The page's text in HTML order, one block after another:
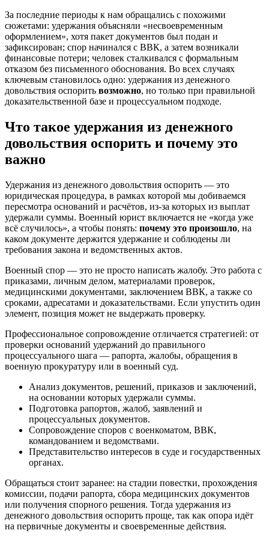
За последние периоды к нам обращались с похожими
сюжетами: удержания объясняли «несвоевременным
оформлением», хотя пакет документов был подан и
зафиксирован; спор начинался с ВВК, а затем возникали
финансовые потери; человек сталкивался с формальным
отказом без письменного обоснования. Во всех случаях
ключевым становилось одно: удержания из денежного
довольствия оспорить возможно, но только при правильной
доказательственной базе и процессуальном подходе.
Что такое удержания из денежного
довольствия оспорить и почему это
важно
Удержания из денежного довольствия оспорить — это
юридическая процедура, в рамках которой мы добиваемся
пересмотра оснований и расчётов, из-за которых из выплат
удержали суммы. Военный юрист включается не «когда уже
всё случилось», а чтобы понять: почему это произошло, на
каком документе держится удержание и соблюдены ли
требования закона и ведомственных актов.
Военный спор — это не просто написать жалобу. Это работа с
приказами, личным делом, материалами проверок,
медицинскими документами, заключением ВВК, а также со
сроками, адресатами и доказательствами. Если упустить один
элемент, позиция может не выдержать проверку.
Профессиональное сопровождение отличается стратегией: от
проверки оснований удержаний до правильного
процессуального шага — рапорта, жалобы, обращения в
военную прокуратуру или в военный суд.
Анализ документов, решений, приказов и заключений,
на основании которых удержали суммы.
Подготовка рапортов, жалоб, заявлений и
процессуальных документов.
Сопровождение споров с военкоматом, ВВК,
командованием и ведомствами.
Представительство интересов в суде и государственных
органах.
Обращаться стоит заранее: на стадии повестки, прохождения
комиссии, подачи рапорта, сбора медицинских документов
или получения спорного решения. Тогда удержания из
денежного довольствия оспорить проще, так как опора идёт
на первичные документы и своевременные действия.